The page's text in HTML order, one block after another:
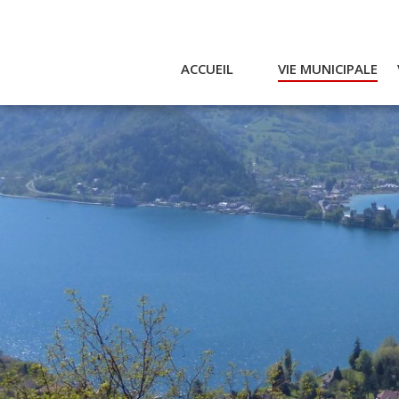
ACCUEIL VIE MUNICIPALE
Actualités et agenda
Conseil municipal
Actes
Réglementaires
Services municipaux
Intercommunalité
Emplois / Marchés
Finances